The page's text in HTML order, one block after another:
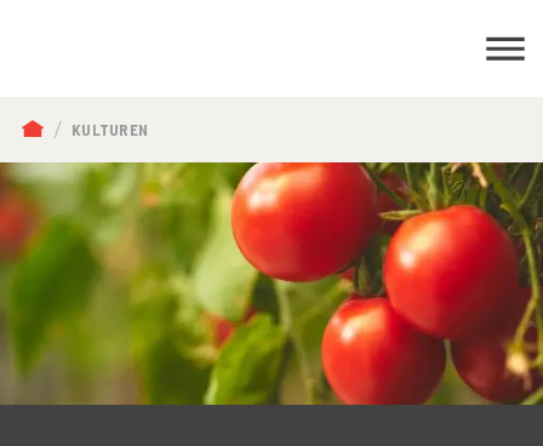
PFADNAVIGATION
KULTUREN